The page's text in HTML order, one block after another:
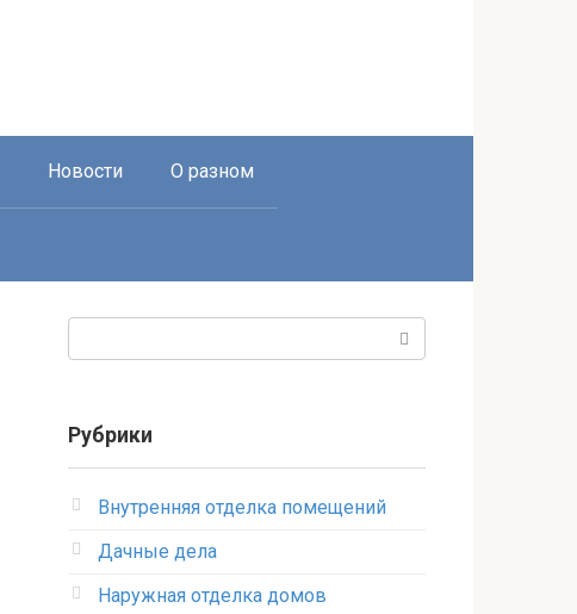
Новости О разном
Рубрики
Внутренняя отделка помещений
Дачные дела
Наружная отделка домов